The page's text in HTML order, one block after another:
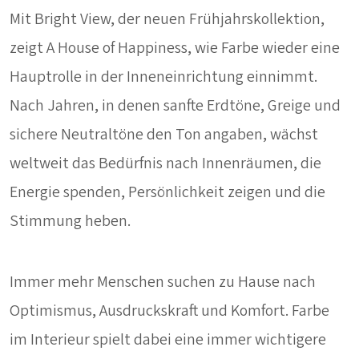
Mit Bright View, der neuen Frühjahrskollektion,
zeigt A House of Happiness, wie Farbe wieder eine
Hauptrolle in der Inneneinrichtung einnimmt.
Nach Jahren, in denen sanfte Erdtöne, Greige und
sichere Neutraltöne den Ton angaben, wächst
weltweit das Bedürfnis nach Innenräumen, die
Energie spenden, Persönlichkeit zeigen und die
Stimmung heben.
Immer mehr Menschen suchen zu Hause nach
Optimismus, Ausdruckskraft und Komfort. Farbe
im Interieur spielt dabei eine immer wichtigere